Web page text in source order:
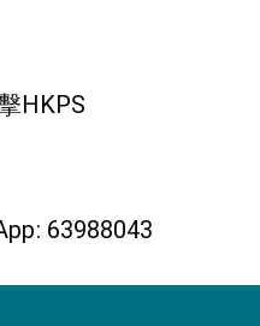
HKPS
63988043